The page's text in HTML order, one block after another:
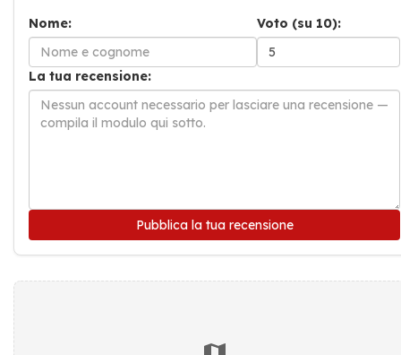
Nome:
Voto (su 10):
La tua recensione:
Pubblica la tua recensione